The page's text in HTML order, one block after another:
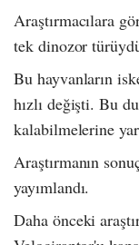
Araştırmacılara
tek dinozor
Bu hayvanların
hızlı değişti. Bu
kalabilmelerine
Araştırmanın
yayımlandı.
Daha önceki